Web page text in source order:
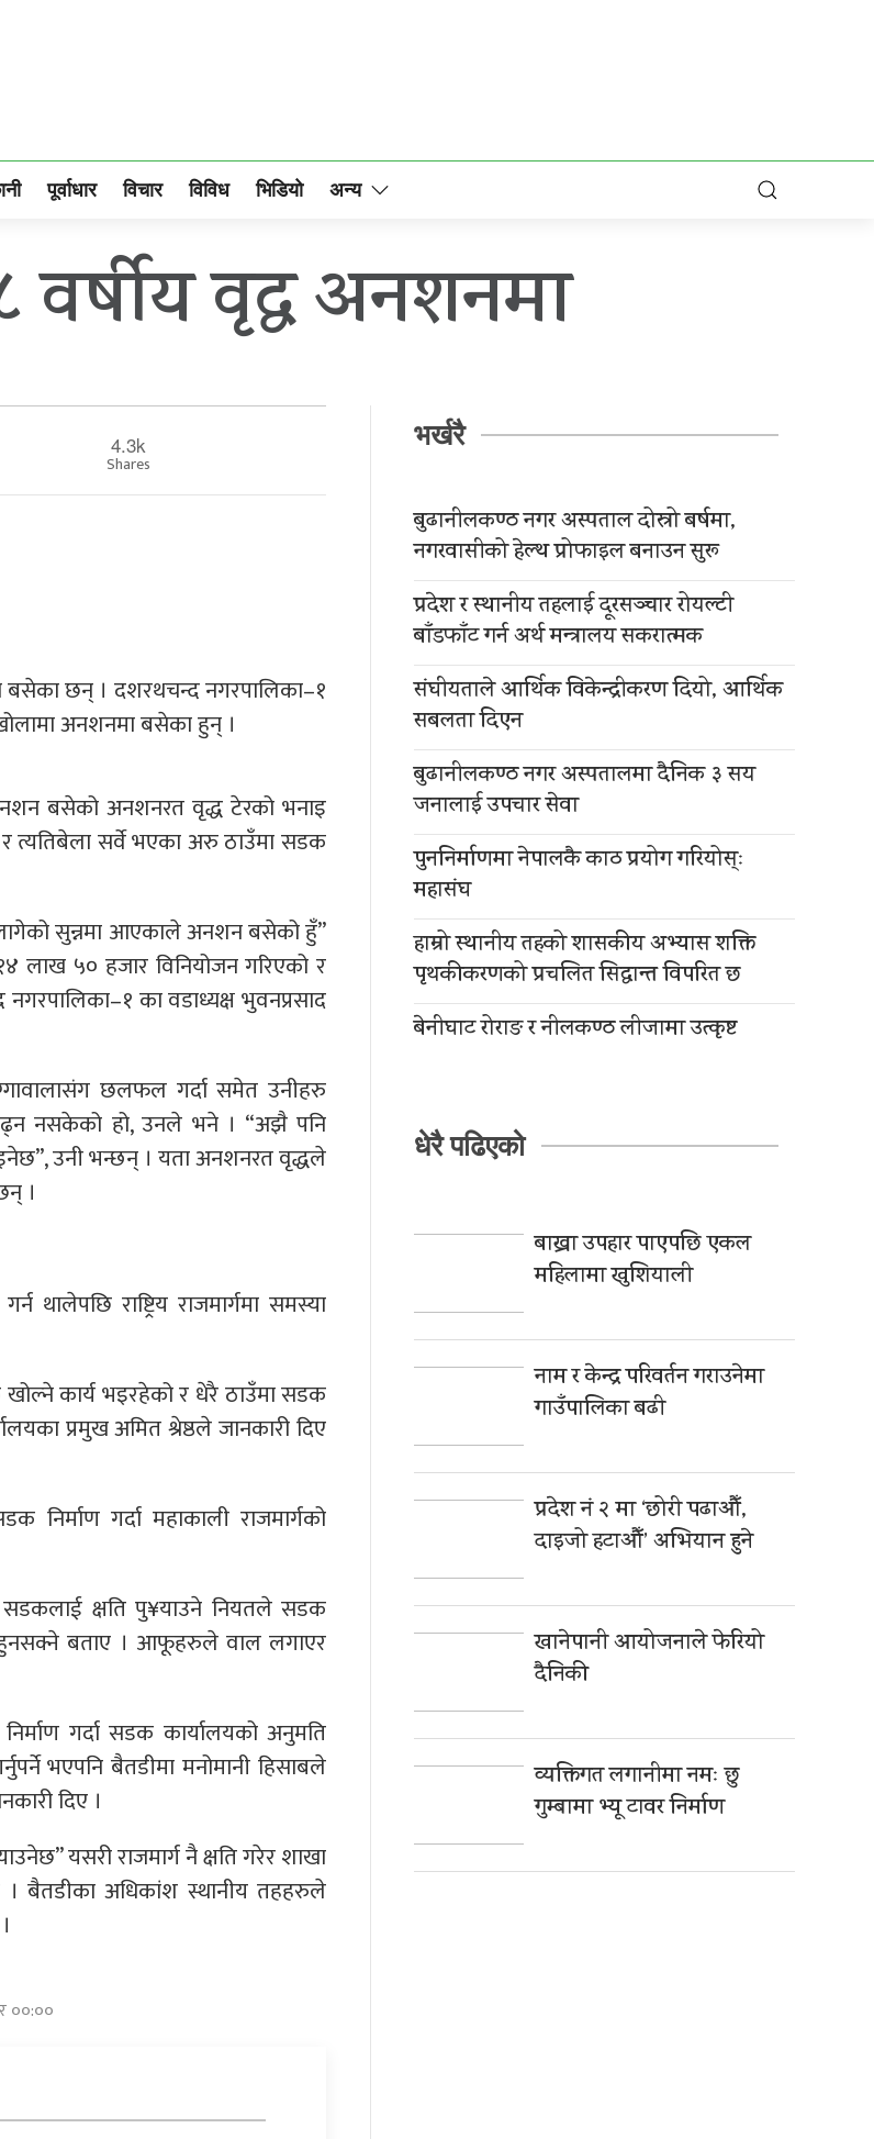
पूर्वाधार विचार विविध भिडियो अन्य
वृद्ध अनशनमा
4.3k
Shares
बसेका छन् । दशरथचन्द नगरपालिका–१
अनशनमा बसेका हुन् ।
बसेको अनशनरत वृद्ध टेरको भनाइ
सर्वे भएका अरु ठाउँमा सडक
सुन्नमा आएकाले अनशन बसेको हुँ”
लाख ५० हजार विनियोजन गरिएको र
का वडाध्यक्ष भुवनप्रसाद
छलफल गर्दा समेत उनीहरु
नसकेको हो, उनले भने । “अझै पनि
उनी भन्छन् । यता अनशनरत वृद्धले
।
राष्ट्रिय राजमार्गमा समस्या
खोल्ने कार्य भइरहेको र धेरै ठाउँमा सडक
प्रमुख अमित श्रेष्ठले जानकारी दिए
निर्माण गर्दा महाकाली राजमार्गको
क्षति पु¥याउने नियतले सडक
हुनसक्ने बताए । आफूहरुले वाल लगाएर
गर्दा सडक कार्यालयको अनुमति
भएपनि बैतडीमा मनोमानी हिसाबले
दिए ।
यसरी राजमार्ग नै क्षति गरेर शाखा
। बैतडीका अधिकांश स्थानीय तहहरुले
००:००
भर्खरै
बुढानीलकण्ठ नगर अस्पताल दोस्रो बर्षमा,
नगरवासीको हेल्थ प्रोफाइल बनाउन सुरू
प्रदेश र स्थानीय तहलाई दूरसञ्चार रोयल्टी
बाँडफाँट गर्न अर्थ मन्त्रालय सकरात्मक
संघीयताले आर्थिक विकेन्द्रीकरण दियो, आर्थिक
सबलता दिएन
बुढानीलकण्ठ नगर अस्पतालमा दैनिक ३ सय
जनालाई उपचार सेवा
पुननिर्माणमा नेपालकै काठ प्रयोग गरियोस्ः
महासंघ
हाम्रो स्थानीय तहको शासकीय अभ्यास शक्ति
पृथकीकरणको प्रचलित सिद्धान्त विपरित छ
बेनीघाट रोराङ र नीलकण्ठ लीजामा उत्कृष्ट
धेरै पढिएको
बाख्रा उपहार पाएपछि एकल
महिलामा खुशियाली
नाम र केन्द्र परिवर्तन गराउनेमा
गाउँपालिका बढी
प्रदेश नं २ मा ‘छोरी पढाऔँ,
दाइजो हटाऔँ’ अभियान हुने
खानेपानी आयोजनाले फेरियो
दैनिकी
व्यक्तिगत लगानीमा नमः छु
गुम्बामा भ्यू टावर निर्माण